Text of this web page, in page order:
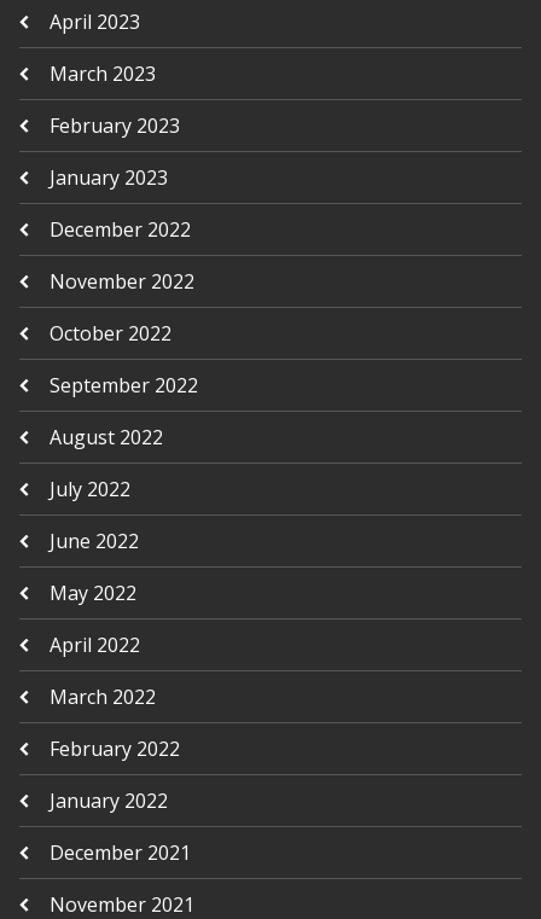
April 2023
March 2023
February 2023
January 2023
December 2022
November 2022
October 2022
September 2022
August 2022
July 2022
June 2022
May 2022
April 2022
March 2022
February 2022
January 2022
December 2021
November 2021